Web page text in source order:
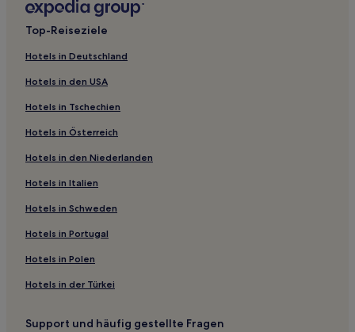
Yamakoshi-Gun: Hotels
Hiyama Bezirk: Hotels
Hotels nahe Berg Esan
Hotels nahe Tropischer botanischer Garten von Hakodate
Hotels nahe Noboribetsu Grand Hotel
Hotels nahe Bahnhof Hakodate
Fukushima Hotels
Kameda: Hotels
Top-Reiseziele
Hotels in Deutschland
Hotels in den USA
Hotels in Tschechien
Hotels in Österreich
Hotels in den Niederlanden
Hotels in Italien
Hotels in Schweden
Hotels in Portugal
Hotels in Polen
Hotels in der Türkei
Support und häufig gestellte Fragen